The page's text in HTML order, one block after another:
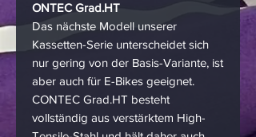
ONTEC Grad.HT
Das nächste Modell unserer
Kassetten-Serie unterscheidet sich
nur gering von der Basis-Variante, ist
aber auch für E-Bikes geeignet.
CONTEC Grad.HT besteht
vollständig aus verstärktem High-